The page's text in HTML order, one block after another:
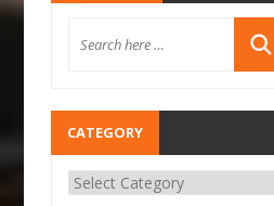
CATEGORY